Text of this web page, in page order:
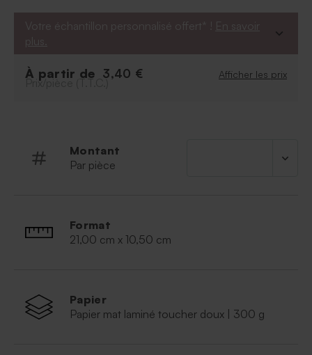
votre union avec finesse. Son fond épuré mettra en
valeur vos éléments dorés.
Votre échantillon personnalisé offert* ! En savoir
plus.
À partir de 3,40 € Afficher les prix
Prix/pièce (T.T.C.)
Montant
Par pièce
Format
21,00 cm x 10,50 cm
Papier
Papier mat laminé toucher doux | 300 g